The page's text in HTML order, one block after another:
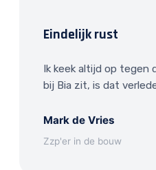
Eindelijk rust
Ik keek altijd op tegen
bij Bia zit, is dat
Mark de Vries
Zzp'er in de bouw